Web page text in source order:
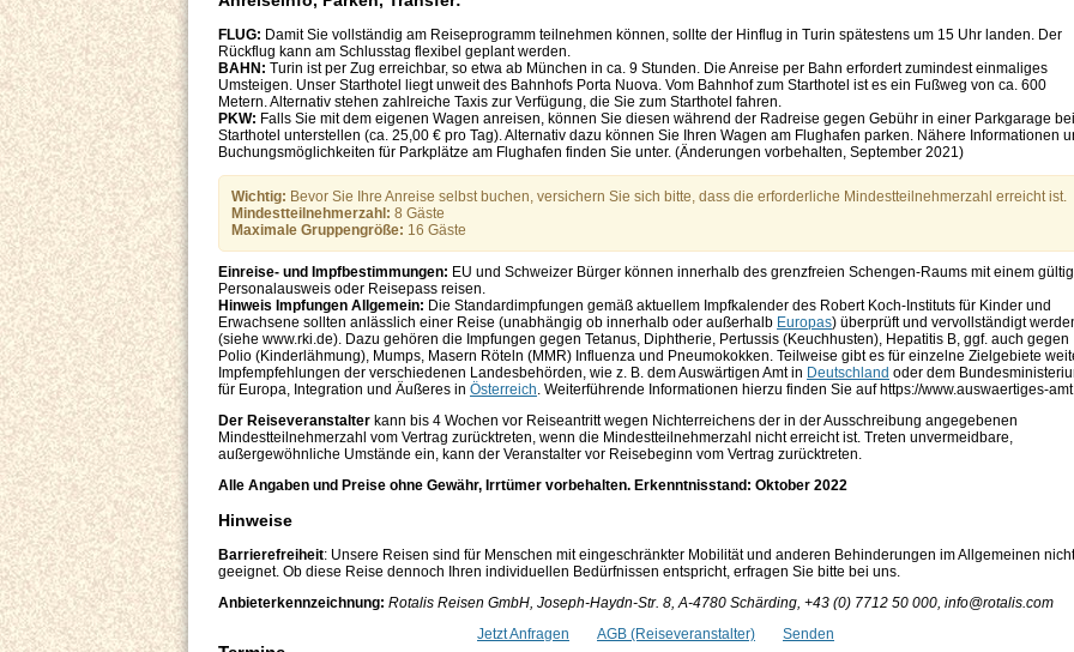
FLUG: Damit Sie vollständig am Reiseprogramm teilnehmen können, sollte der Hinflug in Turin spätestens um 15 Uhr landen. Der
Rückflug kann am Schlusstag flexibel geplant werden.
BAHN: Turin ist per Zug erreichbar, so etwa ab München in ca. 9 Stunden. Die Anreise per Bahn erfordert zumindest einmaliges
Umsteigen. Unser Starthotel liegt unweit des Bahnhofs Porta Nuova. Vom Bahnhof zum Starthotel ist es ein Fußweg von ca. 600
Metern. Alternativ stehen zahlreiche Taxis zur Verfügung, die Sie zum Starthotel fahren.
PKW: Falls Sie mit dem eigenen Wagen anreisen, können Sie diesen während der Radreise gegen Gebühr in einer Parkgarage
Starthotel unterstellen (ca. 25,00 € pro Tag). Alternativ dazu können Sie Ihren Wagen am Flughafen parken. Nähere Informationen
Buchungsmöglichkeiten für Parkplätze am Flughafen finden Sie unter. (Änderungen vorbehalten, September 2021)
Wichtig: Bevor Sie Ihre Anreise selbst buchen, versichern Sie sich bitte, dass die erforderliche Mindestteilnehmerzahl erreicht ist.
Mindestteilnehmerzahl: 8 Gäste
Maximale Gruppengröße: 16 Gäste
Einreise- und Impfbestimmungen: EU und Schweizer Bürger können innerhalb des grenzfreien Schengen-Raums mit einem
Personalausweis oder Reisepass reisen.
Hinweis Impfungen Allgemein: Die Standardimpfungen gemäß aktuellem Impfkalender des Robert Koch-Instituts für Kinder und
Erwachsene sollten anlässlich einer Reise (unabhängig ob innerhalb oder außerhalb Europas) überprüft und vervollständigt
(siehe www.rki.de). Dazu gehören die Impfungen gegen Tetanus, Diphtherie, Pertussis (Keuchhusten), Hepatitis B, ggf. auch gegen
Polio (Kinderlähmung), Mumps, Masern Röteln (MMR) Influenza und Pneumokokken. Teilweise gibt es für einzelne Zielgebiete
Impfempfehlungen der verschiedenen Landesbehörden, wie z. B. dem Auswärtigen Amt in Deutschland oder dem
für Europa, Integration und Äußeres in Österreich. Weiterführende Informationen hierzu finden Sie auf https://www.auswaertiges-
Der Reiseveranstalter kann bis 4 Wochen vor Reiseantritt wegen Nichterreichens der in der Ausschreibung angegebenen
Mindestteilnehmerzahl vom Vertrag zurücktreten, wenn die Mindestteilnehmerzahl nicht erreicht ist. Treten unvermeidbare,
außergewöhnliche Umstände ein, kann der Veranstalter vor Reisebeginn vom Vertrag zurücktreten.
Alle Angaben und Preise ohne Gewähr, Irrtümer vorbehalten. Erkenntnisstand: Oktober 2022
Hinweise
Barrierefreiheit: Unsere Reisen sind für Menschen mit eingeschränkter Mobilität und anderen Behinderungen im Allgemeinen nicht
geeignet. Ob diese Reise dennoch Ihren individuellen Bedürfnissen entspricht, erfragen Sie bitte bei uns.
Anbieterkennzeichnung: Rotalis Reisen GmbH, Joseph-Haydn-Str. 8, A-4780 Schärding, +43 (0) 7712 50 000, info@rotalis.com
Jetzt Anfragen
AGB (Reiseveranstalter) Senden